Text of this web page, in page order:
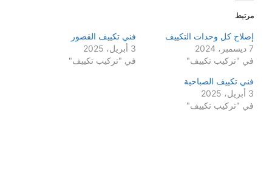
مرتبط
إصلاح كل وحدات التكييف
7 ديسمبر، 2024
في "تركيب تكييف"
فني تكييف القصور
3 أبريل، 2025
في "تركيب تكييف"
فني تكييف الصباحية
3 أبريل، 2025
في "تركيب تكييف"